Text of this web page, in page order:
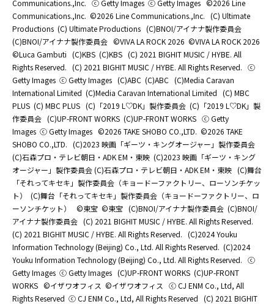
Communications.,Inc. ⓒ Getty Images ⓒ Getty Images ©2026 Line
Communications.,Inc. ©2026 Line Communications.,Inc. (C) Ultimate
Productions (C) Ultimate Productions (C)BNOI/アイナナ製作委員会
(C)BNOI/アイナナ製作委員会 ©️VIVA LA ROCK 2026 ©️VIVA LA ROCK 2026
©Luca Gambuti (C)KBS (C)KBS (C) 2021 BIGHIT MUSIC / HYBE. All
Rights Reserved. (C) 2021 BIGHIT MUSIC / HYBE. All Rights Reserved. ⓒ
Getty Images ⓒ Getty Images (C)ABC (C)ABC (C)Media Caravan
International Limited (C)Media Caravan International Limited (C) MBC
PLUS (C) MBC PLUS (C)「2019 L♡DK」製作委員会 (C)「2019 L♡DK」製
作委員会 (C)UP-FRONT WORKS (C)UP-FRONT WORKS ⓒ Getty
Images ⓒ Getty Images ©2026 TAKE SHOBO CO.,LTD. ©2026 TAKE
SHOBO CO.,LTD. (C)2023 映画「ギーツ・キングオージャー」製作委員会
(C)石森プロ・テレビ朝日・ADK EM・東映 (C)2023 映画「ギーツ・キング
オージャー」製作委員会 (C)石森プロ・テレビ朝日・ADK EM・東映 (C)舞台
「それってキセキ」製作委員会（キョードーファクトリー、ローソンチケッ
ト）
(C)舞台「それってキセキ」製作委員会（キョードーファクトリー、ロ
ーソンチケット）
©東宝 ©東宝 (C)BNOI/アイナナ製作委員会 (C)BNOI/
アイナナ製作委員会 (C) 2021 BIGHIT MUSIC / HYBE. All Rights Reserved.
(C) 2021 BIGHIT MUSIC / HYBE. All Rights Reserved. (C)2024 Youku
Information Technology (Beijing) Co., Ltd. All Rights Reserved. (C)2024
Youku Information Technology (Beijing) Co., Ltd. All Rights Reserved. ⓒ
Getty Images ⓒ Getty Images (C)UP-FRONT WORKS (C)UP-FRONT
WORKS ©イザワオフィス ©イザワオフィス ⓒ CJ ENM Co., Ltd, All
Rights Reserved ⓒ CJ ENM Co., Ltd, All Rights Reserved (C) 2021 BIGHIT